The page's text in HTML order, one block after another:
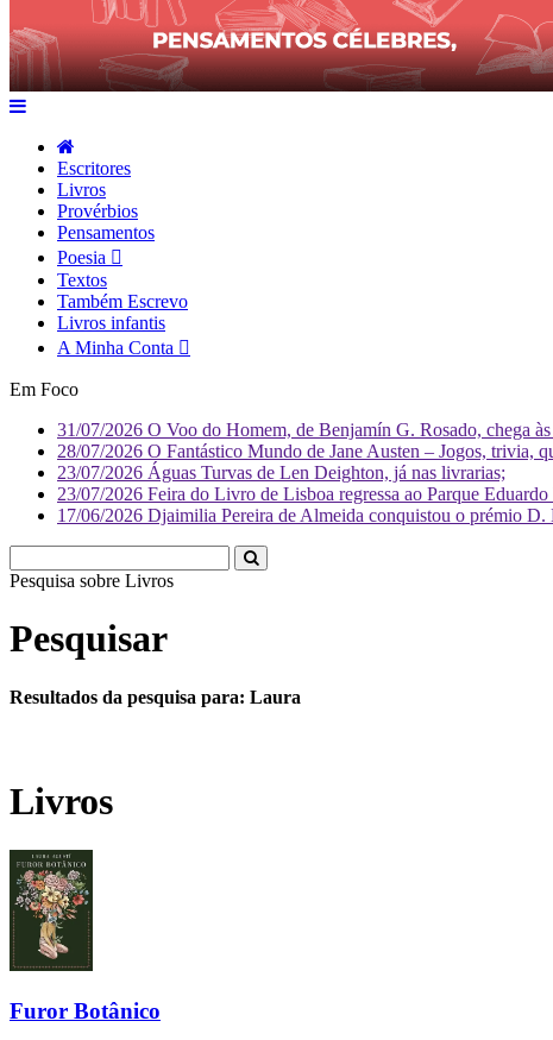
Escritores
Livros
Provérbios
Pensamentos
Poesia
Textos
Também Escrevo
Livros infantis
A Minha Conta
Em Foco
31/07/2026 O Voo do Homem, de Benjamín G. Rosado, chega
28/07/2026 O Fantástico Mundo de Jane Austen – Jogos, trivia,
23/07/2026 Águas Turvas de Len Deighton, já nas livrarias;
23/07/2026 Feira do Livro de Lisboa regressa ao Parque
17/06/2026 Djaimilia Pereira de Almeida conquistou o prémio
Pesquisa sobre
Pesquisar
Resultados da pesquisa para: Laura
Livros
Furor Botânico